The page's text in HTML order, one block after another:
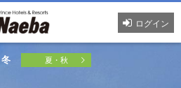
ログイン
冬 夏・秋